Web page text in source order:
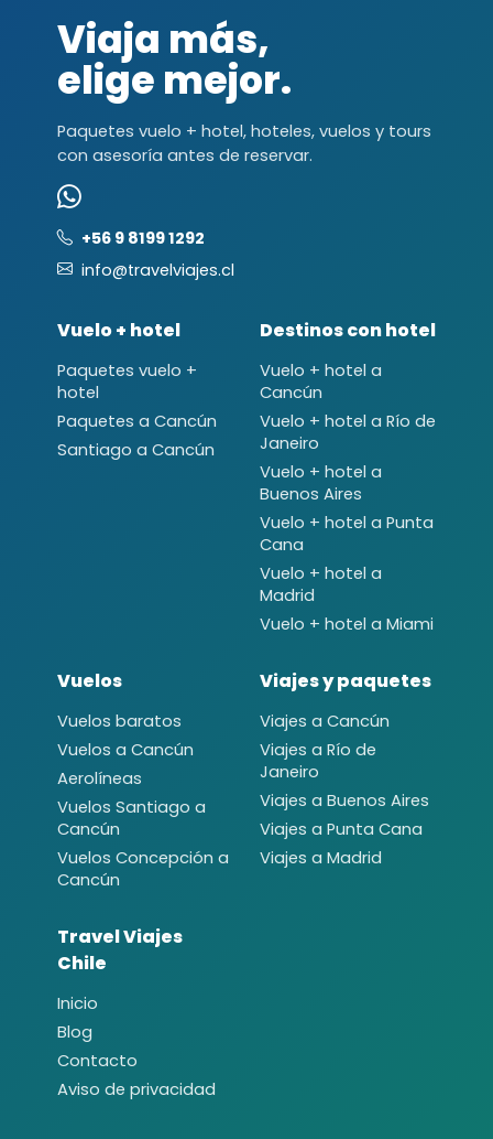
Viaja más,
elige mejor.
Paquetes vuelo + hotel, hoteles, vuelos y tours
con asesoría antes de reservar.
+56 9 8199 1292
info@travelviajes.cl
Vuelo + hotel
Paquetes vuelo +
hotel
Paquetes a Cancún
Santiago a Cancún
Destinos con hotel
Vuelo + hotel a
Cancún
Vuelo + hotel a Río de
Janeiro
Vuelo + hotel a
Buenos Aires
Vuelo + hotel a Punta
Cana
Vuelo + hotel a
Madrid
Vuelo + hotel a Miami
Vuelos
Vuelos baratos
Vuelos a Cancún
Aerolíneas
Vuelos Santiago a
Cancún
Vuelos Concepción a
Cancún
Viajes y paquetes
Viajes a Cancún
Viajes a Río de
Janeiro
Viajes a Buenos Aires
Viajes a Punta Cana
Viajes a Madrid
Travel Viajes
Chile
Inicio
Blog
Contacto
Aviso de privacidad